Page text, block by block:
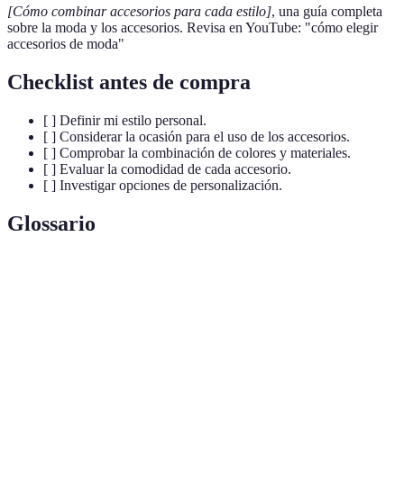
[Cómo combinar accesorios para cada estilo], una guía completa
sobre la moda y los accesorios. Revisa en YouTube: "cómo elegir
accesorios de moda"
Checklist antes de compra
[ ] Definir mi estilo personal.
[ ] Considerar la ocasión para el uso de los accesorios.
[ ] Comprobar la combinación de colores y materiales.
[ ] Evaluar la comodidad de cada accesorio.
[ ] Investigar opciones de personalización.
Glossario